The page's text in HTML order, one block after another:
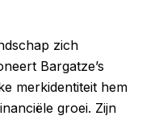
zich
Bargatze’s
merkidentiteit hem
groei. Zijn